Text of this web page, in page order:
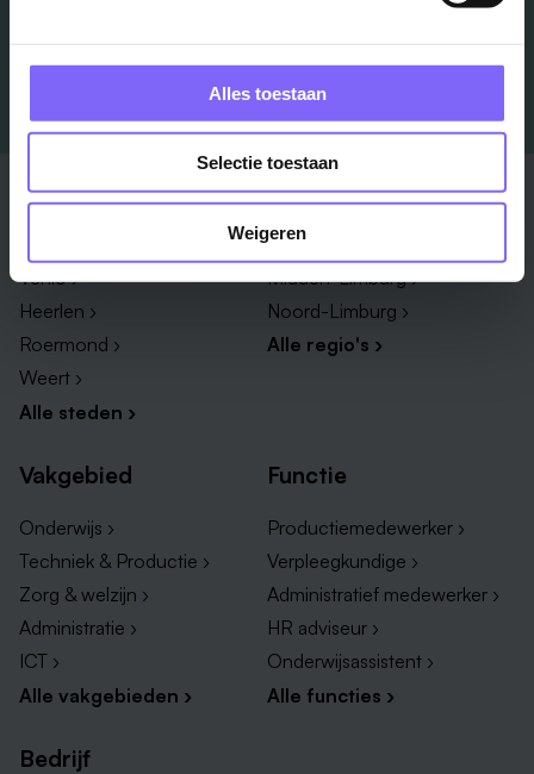
Alles toestaan
Selectie toestaan
Weigeren
Stad
Venlo ›
Heerlen ›
Roermond ›
Weert ›
Alle steden ›
Regio
Zuid-Limburg ›
Midden-Limburg ›
Noord-Limburg ›
Alle regio's ›
Vakgebied
Onderwijs ›
Techniek & Productie ›
Zorg & welzijn ›
Administratie ›
ICT ›
Alle vakgebieden ›
Functie
Productiemedewerker ›
Verpleegkundige ›
Administratief medewerker ›
HR adviseur ›
Onderwijsassistent ›
Alle functies ›
Bedrijf